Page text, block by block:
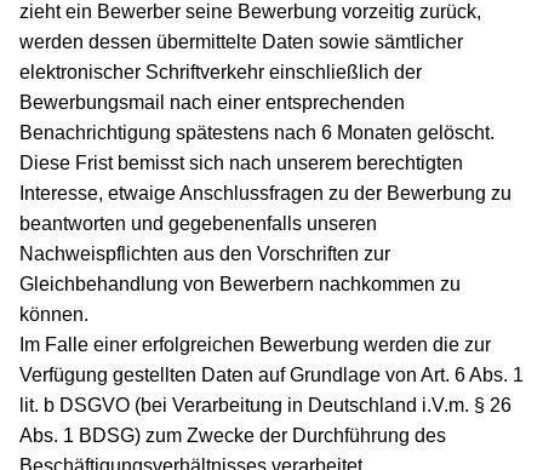
zieht ein Bewerber seine Bewerbung vorzeitig zurück,
werden dessen übermittelte Daten sowie sämtlicher
elektronischer Schriftverkehr einschließlich der
Bewerbungsmail nach einer entsprechenden
Benachrichtigung spätestens nach 6 Monaten gelöscht.
Diese Frist bemisst sich nach unserem berechtigten
Interesse, etwaige Anschlussfragen zu der Bewerbung zu
beantworten und gegebenenfalls unseren
Nachweispflichten aus den Vorschriften zur
Gleichbehandlung von Bewerbern nachkommen zu
können.
Im Falle einer erfolgreichen Bewerbung werden die zur
Verfügung gestellten Daten auf Grundlage von Art. 6 Abs. 1
lit. b DSGVO (bei Verarbeitung in Deutschland i.V.m. § 26
Abs. 1 BDSG) zum Zwecke der Durchführung des
Beschäftigungsverhältnisses verarbeitet.